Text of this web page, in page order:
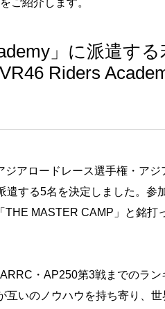
ご紹介します。
」に派遣す
Riders
アロードレース選手権・ア
遣する5名を決定しました。
THE MASTER CAMP」と銘
・AP250第3戦までのラ
互いのノウハウを持ち寄り、